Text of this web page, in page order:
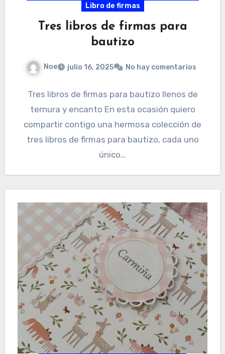
Libro de firmas
Tres libros de firmas para
bautizo
Noe julio 16, 2025 No hay comentarios
Tres libros de firmas para bautizo llenos de
ternura y encanto En esta ocasión quiero
compartir contigo una hermosa colección de
tres libros de firmas para bautizo, cada uno
único…